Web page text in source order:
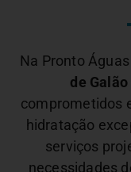
Na Pronto Águas
de
comprometidos
hidratação
serviços
necessidades